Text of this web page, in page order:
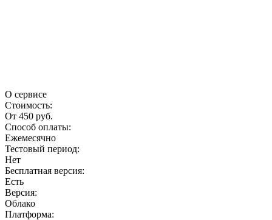
О сервисе
Стоимость:
От 450 руб.
Способ оплаты:
Ежемесячно
Тестовый период:
Нет
Бесплатная версия:
Есть
Версия:
Облако
Платформа: